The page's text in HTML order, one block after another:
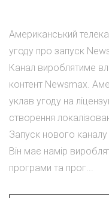
Американський
угоду про запуск
Канал вироблятиме
контент Newsmax.
уклав угоду на
створення
Запуск нового
Він має намір
програми та прог...